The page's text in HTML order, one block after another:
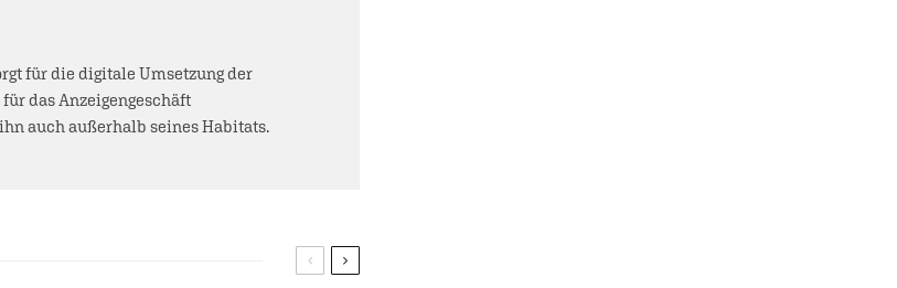
für die digitale Umsetzung der
das Anzeigengeschäft
auch außerhalb seines Habitats.